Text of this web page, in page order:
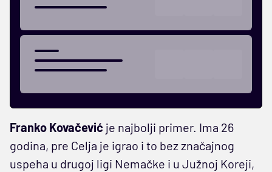
Franko Kovačević je najbolji primer. Ima 26
godina, pre Celja je igrao i to bez značajnog
uspeha u drugoj ligi Nemačke i u Južnoj Koreji,